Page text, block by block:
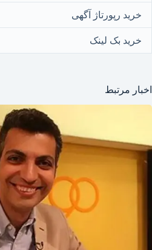
خرید رپورتاژ آگهی
خرید بک لینک
اخبار مرتبط